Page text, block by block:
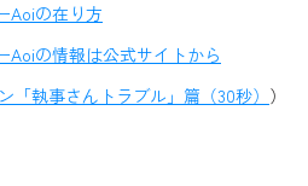
Aoiの在り方
Aoiの情報は公式サイトから
「執事さんトラブル」篇（30秒） ）